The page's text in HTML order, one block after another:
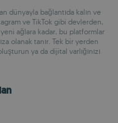
dünyayla bağlantıda kalın ve
ve TikTok gibi devlerden,
ağlara kadar, bu platformlar
olanak tanır. Tek bir yerden
ya da dijital varlığınızı